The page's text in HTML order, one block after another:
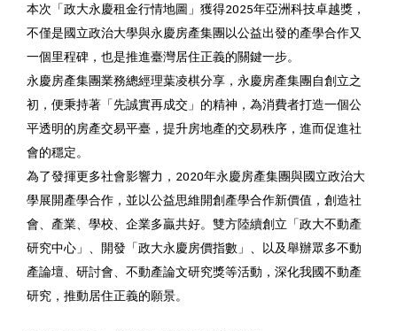
本次「政大永慶租金行情地圖」獲得2025年亞洲科技卓越獎，
不僅是國立政治大學與永慶房產集團以公益出發的產學合作又
一個里程碑，也是推進臺灣居住正義的關鍵一步。
永慶房產集團業務總經理葉凌棋分享，永慶房產集團自創立之
初，便秉持著「先誠實再成交」的精神，為消費者打造一個公
平透明的房產交易平臺，提升房地產的交易秩序，進而促進社
會的穩定。
為了發揮更多社會影響力，2020年永慶房產集團與國立政治大
學展開產學合作，並以公益思維開創產學合作新價值，創造社
會、產業、學校、企業多贏共好。雙方陸續創立「政大不動產
研究中心」、開發「政大永慶房價指數」、以及舉辦眾多不動
產論壇、研討會、不動產論文研究獎等活動，深化我國不動產
研究，推動居住正義的願景。